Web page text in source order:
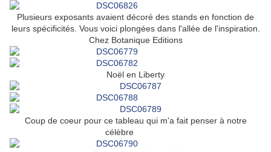
Plusieurs exposants avaient décoré des stands en fonction de
leurs spécificités. Vous voici plongées dans l'allée de l'inspiration.
Chez Botanique Editions
Noël en Liberty
Coup de coeur pour ce tableau qui m'a fait penser à notre
célèbre